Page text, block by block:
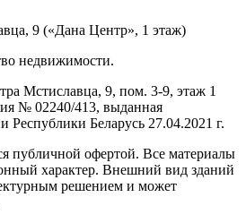
9 («Дана Центр», 1 этаж)
недвижимости.
Мстиславца, 9, пом. 3-9, этаж 1
№ 02240/413, выданная
Беларусь 27.04.2021 г.
публичной офертой. Все материалы
характер. Внешний вид зданий
решением и может